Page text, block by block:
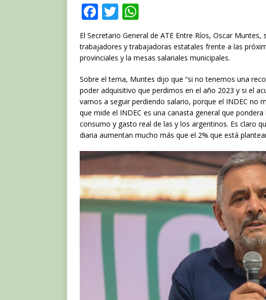
F
a
c
e
b
o
o
k
T
w
it
te
r
h
at
s
A
p
p
El Secretario General de ATE Entre Ríos, Oscar
trabajadores y trabajadoras estatales frente a las
provinciales y la mesas salariales municipales.
Sobre el tema, Muntes dijo que “si no tenemos una
poder adquisitivo que perdimos en el año 2023 y si el
vamos a seguir perdiendo salario, porque el INDEC no
que mide el INDEC es una canasta general que
consumo y gasto real de las y los argentinos. Es claro
diaria aumentan mucho más que el 2% que está